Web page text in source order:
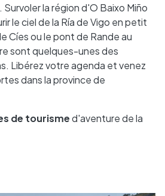
. Survoler la région d'O Baixo Miño
le ciel de la Ría de Vigo en petit
Cíes ou le pont de Rande au
sont quelques-unes des
Libérez votre agenda et venez
dans la province de
de tourismed'aventure de la